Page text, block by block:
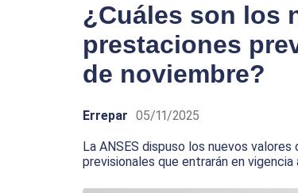
¿Cuáles son los
prestaciones
de noviembre?
Errepar 05/11/2025
La ANSES dispuso los nuevos
previsionales que entrarán en